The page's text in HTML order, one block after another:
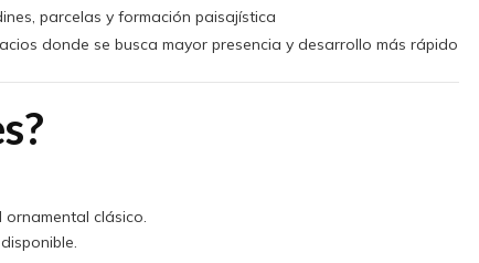
parcelas y formación paisajística
donde se busca mayor presencia y desarrollo más rápido
clásico.